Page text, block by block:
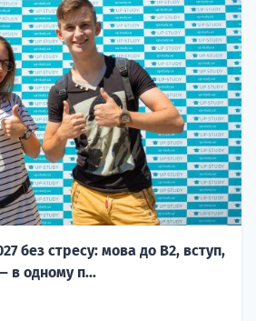
без стресу: мова до B2, вступ,
в одному п...